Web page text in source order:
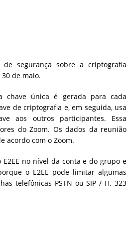
segurança sobre a criptografia
de maio.
chave única é gerada para cada
de criptografia e, em seguida, usa
aos outros participantes. Essa
do Zoom. Os dados da reunião
acordo com o Zoom.
no nível da conta e do grupo e
o E2EE pode limitar algumas
telefônicas PSTN ou SIP / H. 323